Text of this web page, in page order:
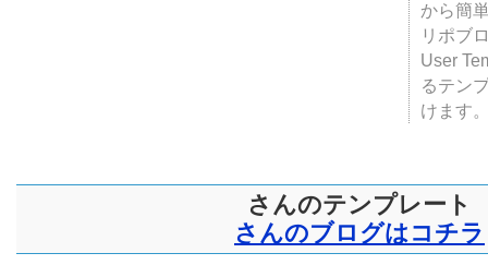
から簡
リポブ
User
るテン
けます
さんのテンプレート
さんのブログはコチラ